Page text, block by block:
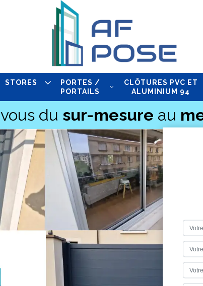
STORES
PORTES /
PORTAILS
CLÔTURES PVC ET
ALUMINIUM 94
du sur-mesure au